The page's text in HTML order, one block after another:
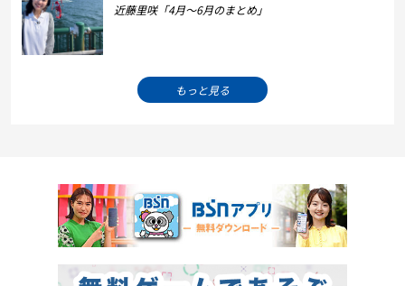
近藤里咲「4月～6月のまとめ」
もっと見る